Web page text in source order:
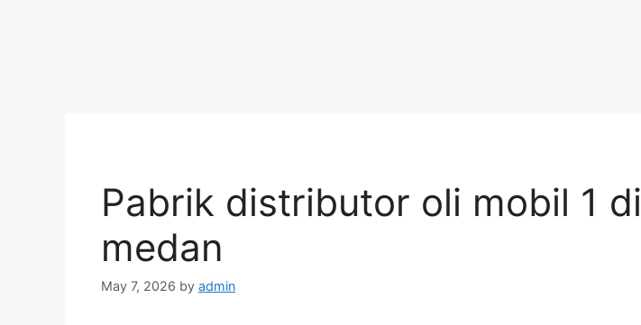
Pabrik distributor oli mobil 1 di
medan
May 7, 2026 by admin